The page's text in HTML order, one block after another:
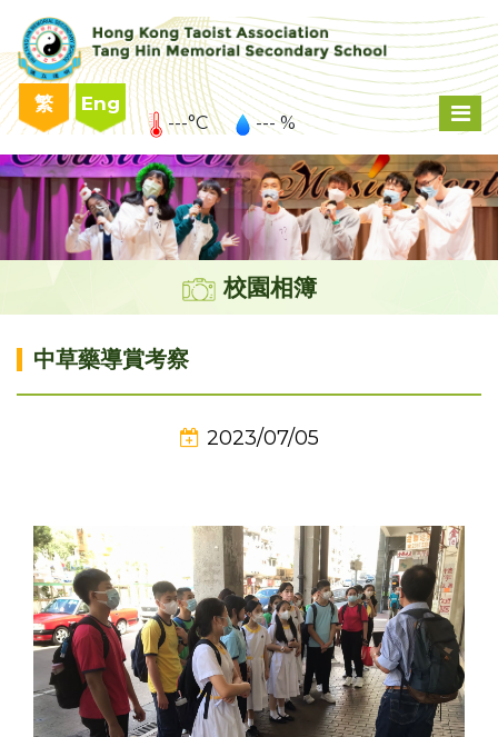
繁 Eng
---°C --- %
校園相簿
中草藥導賞考察
2023/07/05